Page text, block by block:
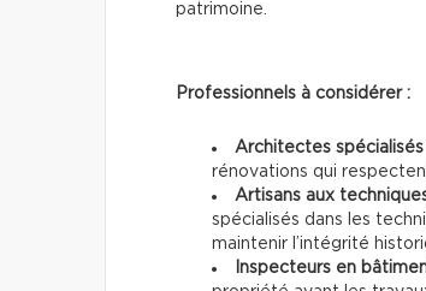
patrimoine.
Professionnels à considérer :
Architectes
rénovations qui
Artisans aux
spécialisés dans les
maintenir l’intégrité
Inspecteurs en